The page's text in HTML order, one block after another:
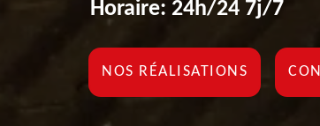
Horaire: 24h/24 7j/7
NOS RÉALISATIONS